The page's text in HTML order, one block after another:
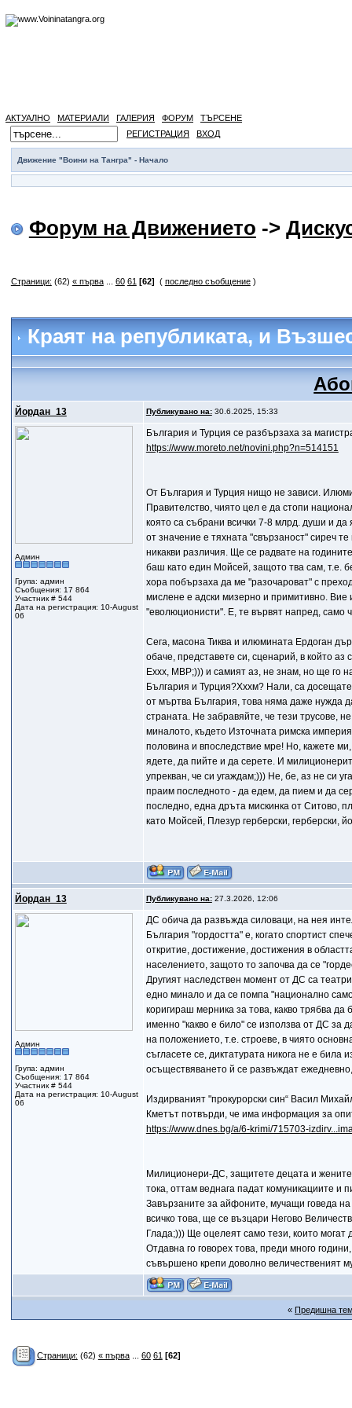
АКТУАЛНО МАТЕРИАЛИ ГАЛЕРИЯ ФОРУМ
ТЪРСЕНЕ
РЕГИСТРАЦИЯ
ВХОД
Движение "Воини на Тангра" - Начало
Форум на Движението ->
Страници: (62) « първа... 60 61 [62] ( последно съобщение)
Краят на републиката, и
Йордан_13 Публикувано на:30.6.2025, 15:33
Админ
Група: админ
Съобщения: 17 864
Участник # 544
Дата на регистрация: 10-August
06
България и Турция се разбързаха за
https://www.moreto.net/novini.php?n=514151
От България и Турция нищо не зависи.
Правителство, чиято цел е да стопи
която са събрани всички 7-8 млрд. души и
от значение е тяхната "свързаност" сиреч
никакви различия. Ще се радвате на
баш като един Мойсей, защото тва сам, т.е.
хора побързаха да ме "разочароват" с
мислене е адски мизерно и примитивно. Вие
"еволюционисти". Е, те вървят напред, само
Сега, масона Тиква и илюмината Ердоган
обаче, представете си, сценарий, в който
Еххх, МВР;))) и самият аз, не знам, но ще го
България и Турция?Хххм? Нали, са
от мъртва България, това няма даже нужда
страната. Не забравяйте, че тези трусове,
миналото, където Източната римска
половина и впоследствие мре! Но, кажете
ядете, да пийте и да серете. И
упрекван, че си угаждам;))) Не, бе, аз не си
праим последното - да едем, да пием и да
последно, една дръта мискинка от Ситово,
като Мойсей, Плезур герберски, герберски,
Йордан_13 Публикувано на:27.3.2026, 12:06
Админ
Група: админ
Съобщения: 17 864
Участник # 544
Дата на регистрация: 10-August
06
ДС обича да развъжда силоваци, на нея
България "гордостта" е, когато спортист
откритие, достижение, достижения в
населението, защото то започва да се
Другият наследствен момент от ДС са
едно минало и да се помпа "национално
коригираш мерника за това, какво трябва
именно "какво е било" се използва от ДС за
на положението, т.е. строеве, в чиято
съгласете се, диктатурата никога не е
осъществяването й се развъждат ежедневно,
Издирваният "прокурорски син“ Васил
Кметът потвърди, че има информация за
https://www.dnes.bg/a/6-krimi/715703-
Милиционери-ДС, защитете децата и
тока, оттам веднага падат комуникациите и
Завързаните за айфоните, мучащи говеда на
всичко това, ще се възцари Негово
Глада;))) Ще оцелеят само тези, които могат
Отдавна го говорех това, преди много
съвършено крепи доволно величественият
« Предишна
Страници: (62) « първа... 60 61 [62]